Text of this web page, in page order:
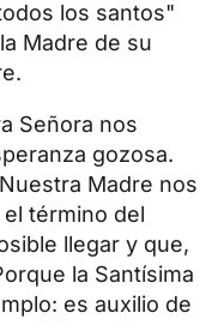
los santos"
Madre de su
Señora nos
gozosa.
Madre nos
término del
llegar y que,
la Santísima
es auxilio de